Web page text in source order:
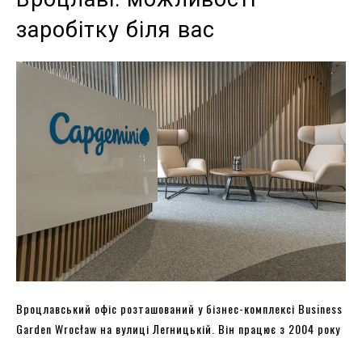
заробітку біля вас
Вроцлавський офіс розташований у бізнес-комплексі Business
Garden Wrocław на вулиці Легницькій. Він працює з 2004 року